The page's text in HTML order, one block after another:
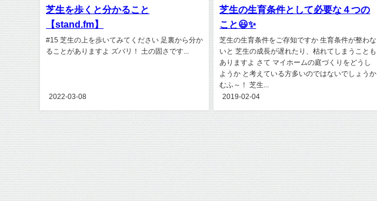
芝生を歩くと分かること
【stand.fm】
#15 芝生の上を歩いてみてください 足裏から分か
ることがありますよ ズバリ！ 土の固さです...
2022-03-08
芝生の生育条件として必要な４つの
こと😃✨
芝生の生育条件をご存知ですか 生育条件が整わな
いと 芝生の成長が遅れたり、枯れてしまうことも
ありますよ さて マイホームの庭づくりをどうし
ようか と考えている方多いのではないでしょうか
むふ～！ 芝生...
2019-02-04